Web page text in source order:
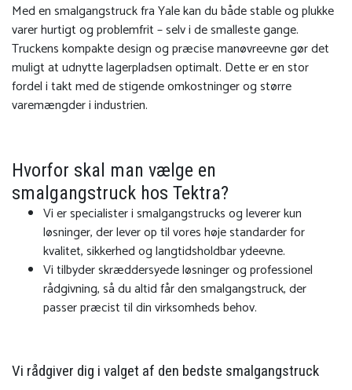
Med en smalgangstruck fra Yale kan du både stable og plukke
varer hurtigt og problemfrit – selv i de smalleste gange.
Truckens kompakte design og præcise manøvreevne gør det
muligt at udnytte lagerpladsen optimalt. Dette er en stor
fordel i takt med de stigende omkostninger og større
varemængder i industrien.
Hvorfor skal man vælge en
smalgangstruck hos Tektra?
Vi er specialister i smalgangstrucks og leverer kun
løsninger, der lever op til vores høje standarder for
kvalitet, sikkerhed og langtidsholdbar ydeevne.
Vi tilbyder skræddersyede løsninger og professionel
rådgivning, så du altid får den smalgangstruck, der
passer præcist til din virksomheds behov.
Vi rådgiver dig i valget af den bedste smalgangstruck